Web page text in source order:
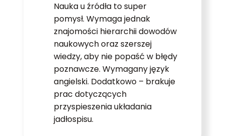
Nauka u źródła to super
pomysł. Wymaga jednak
znajomości hierarchii dowodów
naukowych oraz szerszej
wiedzy, aby nie popaść w błędy
poznawcze. Wymagany język
angielski. Dodatkowo – brakuje
prac dotyczących
przyspieszenia układania
jadłospisu.